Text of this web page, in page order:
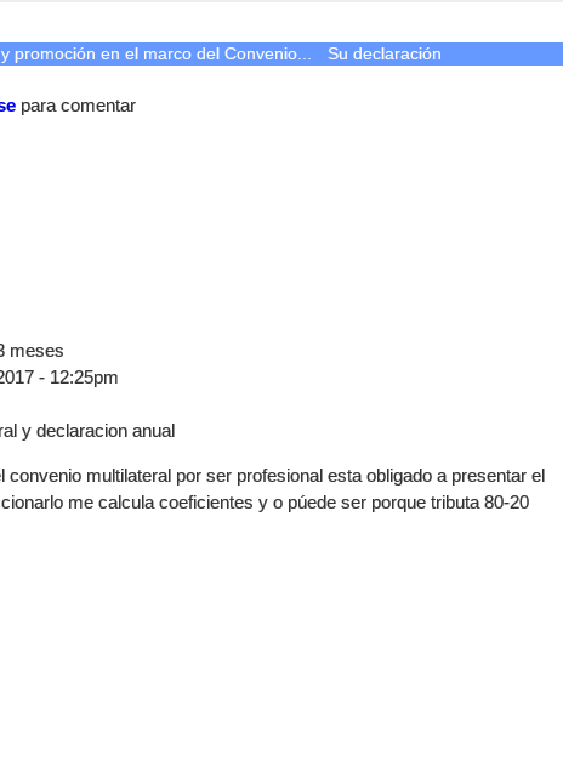
promoción en el marco del Convenio... Su declaración
para comentar
meses
- 12:25pm
y declaracion anual
convenio multilateral por ser profesional esta obligado a presentar el
me calcula coeficientes y o púede ser porque tributa 80-20